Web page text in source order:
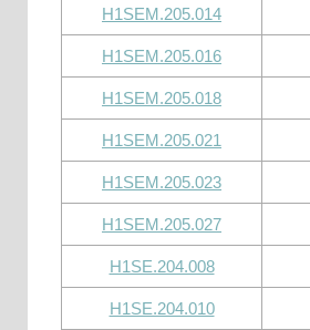
H1SEM.205.014
H1SEM.205.016
H1SEM.205.018
H1SEM.205.021
H1SEM.205.023
H1SEM.205.027
H1SE.204.008
H1SE.204.010